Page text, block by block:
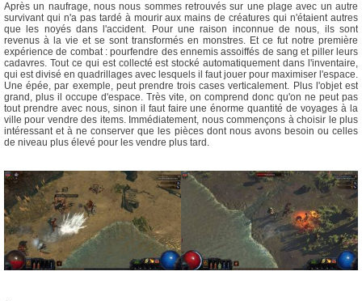
Après un naufrage, nous nous sommes retrouvés sur une plage avec un autre
survivant qui n'a pas tardé à mourir aux mains de créatures qui n'étaient autres
que les noyés dans l'accident. Pour une raison inconnue de nous, ils sont
revenus à la vie et se sont transformés en monstres. Et ce fut notre première
expérience de combat : pourfendre des ennemis assoiffés de sang et piller leurs
cadavres. Tout ce qui est collecté est stocké automatiquement dans l'inventaire,
qui est divisé en quadrillages avec lesquels il faut jouer pour maximiser l'espace.
Une épée, par exemple, peut prendre trois cases verticalement. Plus l'objet est
grand, plus il occupe d'espace. Très vite, on comprend donc qu'on ne peut pas
tout prendre avec nous, sinon il faut faire une énorme quantité de voyages à la
ville pour vendre des items. Immédiatement, nous commençons à choisir le plus
intéressant et à ne conserver que les pièces dont nous avons besoin ou celles
de niveau plus élevé pour les vendre plus tard.